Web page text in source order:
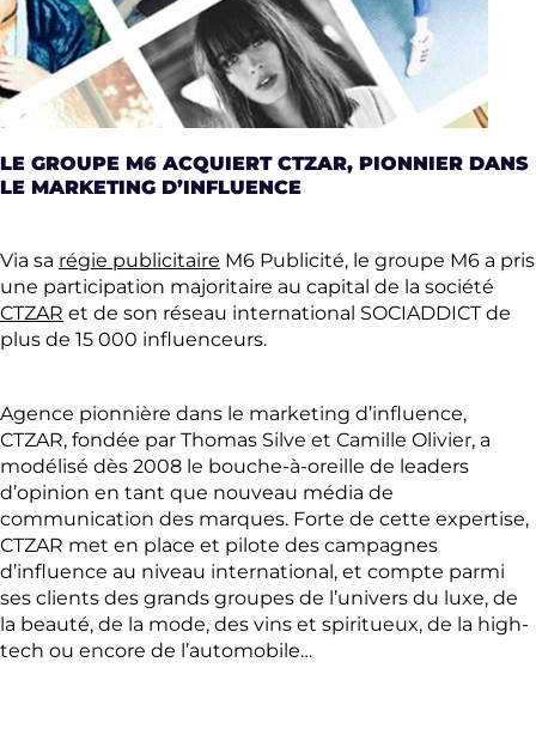
LE GROUPE M6 ACQUIERT CTZAR, PIONNIER DANS
LE MARKETING D’INFLUENCE
Via sa régie publicitaire M6 Publicité, le groupe M6 a pris
une participation majoritaire au capital de la société
CTZAR et de son réseau international SOCIADDICT de
plus de 15 000 influenceurs.
Agence pionnière dans le marketing d’influence,
CTZAR, fondée par Thomas Silve et Camille Olivier, a
modélisé dès 2008 le bouche-à-oreille de leaders
d’opinion en tant que nouveau média de
communication des marques. Forte de cette expertise,
CTZAR met en place et pilote des campagnes
d’influence au niveau international, et compte parmi
ses clients des grands groupes de l’univers du luxe, de
la beauté, de la mode, des vins et spiritueux, de la high-
tech ou encore de l’automobile…